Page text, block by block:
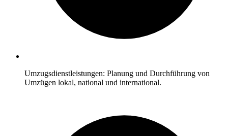
Umzugsdienstleistungen: Planung und Durchführung von
Umzügen lokal, national und international.